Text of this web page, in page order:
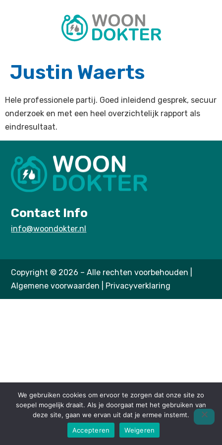
Justin Waerts
Hele professionele partij. Goed inleidend gesprek, secuur
onderzoek en met een heel overzichtelijk rapport als
eindresultaat.
Contact Info
info@woondokter.nl
Copyright © 2026 – Alle rechten voorbehouden |
Algemene voorwaarden
Privacyverklaring
We gebruiken cookies om ervoor te zorgen dat onze site zo
soepel mogelijk draait. Als je doorgaat met het gebruiken van
deze site, gaan we ervan uit dat je ermee instemt.
Accepteren
Weigeren